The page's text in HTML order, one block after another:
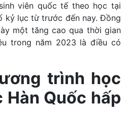
viên quốc tế theo học tại
kỷ lục từ trước đến nay. Đồng
một tăng cao qua thời gian
trong năm 2023 là điều có
trình học
Hàn Quốc hấp